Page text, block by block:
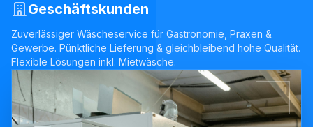
Geschäftskunden
Zuverlässiger Wäscheservice für Gastronomie, Praxen &
Gewerbe. Pünktliche Lieferung & gleichbleibend hohe Qualität.
Flexible Lösungen inkl. Mietwäsche.